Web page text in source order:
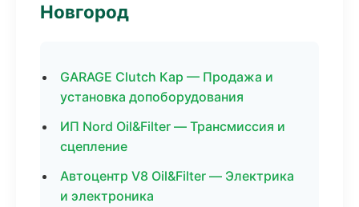
Новгород
GARAGE Clutch Кар — Продажа и
установка допоборудования
ИП Nord Oil&Filter — Трансмиссия и
сцепление
Автоцентр V8 Oil&Filter — Электрика
и электроника